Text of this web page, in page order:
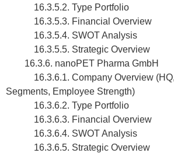
16.3.5.2. Type Portfolio
16.3.5.3. Financial Overview
16.3.5.4. SWOT Analysis
16.3.5.5. Strategic Overview
16.3.6. nanoPET Pharma GmbH
16.3.6.1. Company Overview (HQ,
Segments, Employee Strength)
16.3.6.2. Type Portfolio
16.3.6.3. Financial Overview
16.3.6.4. SWOT Analysis
16.3.6.5. Strategic Overview